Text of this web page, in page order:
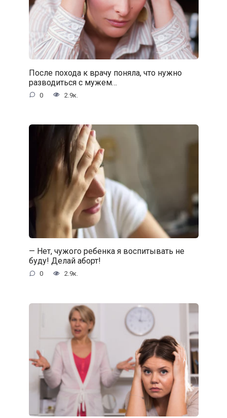
После похода к врачу поняла, что нужно
разводиться с мужем…
0 2.9к.
— Нет, чужого ребенка я воспитывать не
буду! Делай аборт!
0 2.9к.